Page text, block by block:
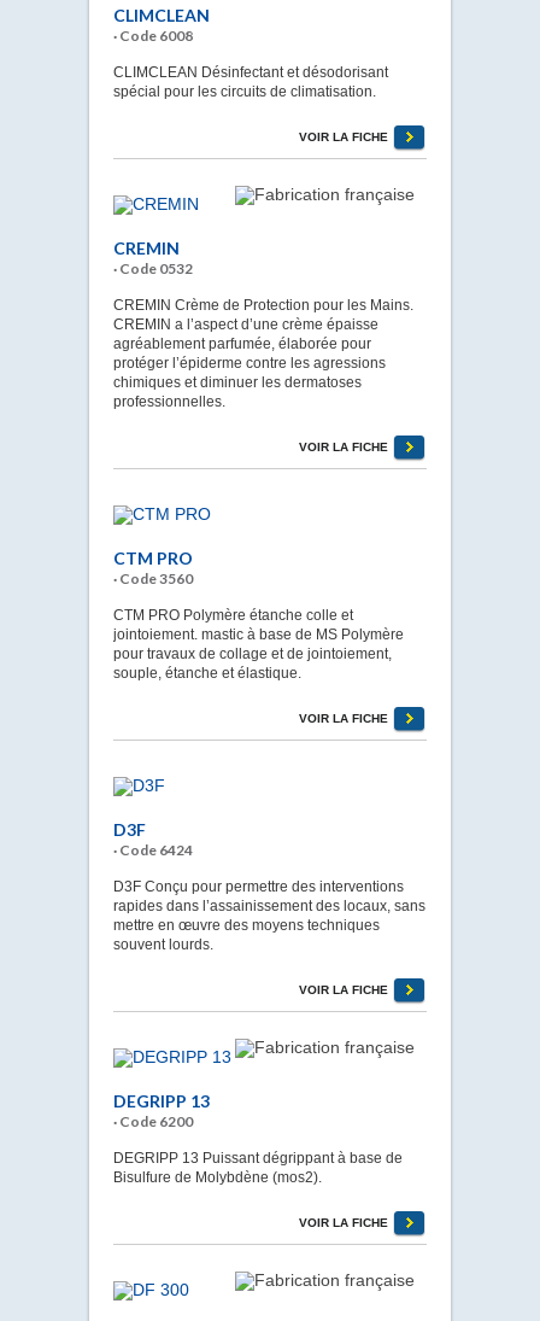
CLIMCLEAN
· Code 6008
CLIMCLEAN Désinfectant et désodorisant
spécial pour les circuits de climatisation.
VOIR LA FICHE
CREMIN
· Code 0532
CREMIN Crème de Protection pour les Mains.
CREMIN a l’aspect d’une crème épaisse
agréablement parfumée, élaborée pour
protéger l’épiderme contre les agressions
chimiques et diminuer les dermatoses
professionnelles.
VOIR LA FICHE
CTM PRO
· Code 3560
CTM PRO Polymère étanche colle et
jointoiement. mastic à base de MS Polymère
pour travaux de collage et de jointoiement,
souple, étanche et élastique.
VOIR LA FICHE
D3F
· Code 6424
D3F Conçu pour permettre des interventions
rapides dans l’assainissement des locaux, sans
mettre en œuvre des moyens techniques
souvent lourds.
VOIR LA FICHE
DEGRIPP 13
· Code 6200
DEGRIPP 13 Puissant dégrippant à base de
Bisulfure de Molybdène (mos2).
VOIR LA FICHE